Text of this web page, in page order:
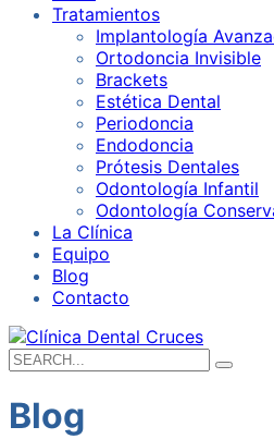
Tratamientos
Implantología
Ortodoncia Invisible
Brackets
Estética Dental
Periodoncia
Endodoncia
Prótesis Dentales
Odontología Infantil
Odontología
La Clínica
Equipo
Blog
Contacto
Search
Blog